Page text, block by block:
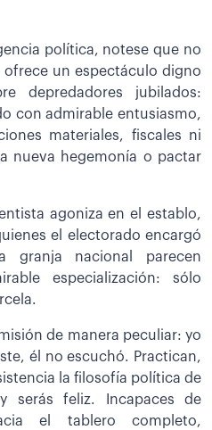
política, notese que no
un espectáculo digno
depredadores jubilados:
con admirable entusiasmo,
materiales, fiscales ni
nueva hegemonía o pactar
agoniza en el establo,
el electorado encargó
granja nacional parecen
especialización: sólo
de manera peculiar: yo
él no escuchó. Practican,
la filosofía política de
serás feliz. Incapaces de
el tablero completo,